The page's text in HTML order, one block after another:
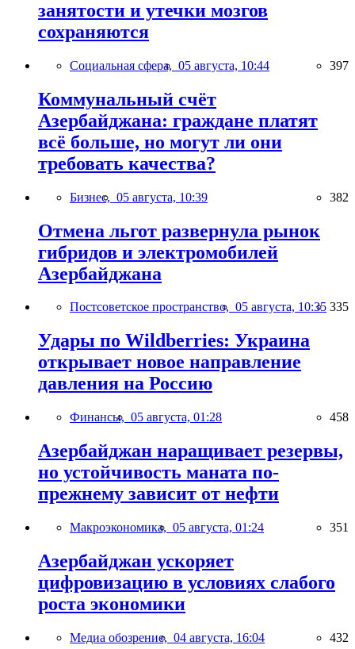
занятости и утечки мозгов
сохраняются
Социальная сфера, 05 августа, 10:44 397
Коммунальный счёт
Азербайджана: граждане платят
всё больше, но могут ли они
требовать качества?
Бизнес, 05 августа, 10:39 382
Отмена льгот развернула рынок
гибридов и электромобилей
Азербайджана
Постсоветское пространство, 05 августа, 10:35 335
Удары по Wildberries: Украина
открывает новое направление
давления на Россию
Финансы, 05 августа, 01:28 458
Азербайджан наращивает резервы,
но устойчивость маната по-
прежнему зависит от нефти
Макроэкономика, 05 августа, 01:24 351
Азербайджан ускоряет
цифровизацию в условиях слабого
роста экономики
Медиа обозрение, 04 августа, 16:04 432